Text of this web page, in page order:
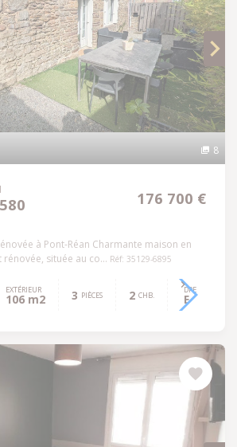
8
176 700 €
à Pont-Réan Charmante maison en
située au co... Réf: 35129-6895
EXTÉRIEUR
106 m2 3 PIÈCES 2 CHB. DPE
E